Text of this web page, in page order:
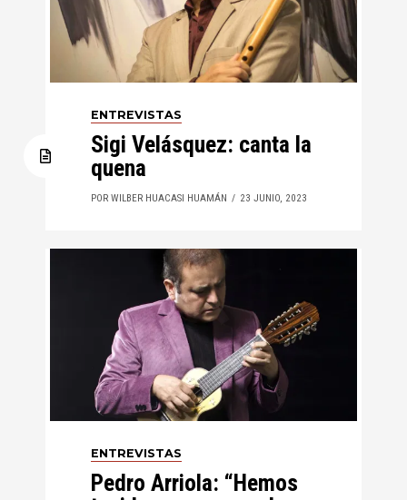
ENTREVISTAS
Sigi Velásquez: canta la
quena
POR WILBER HUACASI HUAMÁN 23 JUNIO, 2023
ENTREVISTAS
Pedro Arriola: “Hemos